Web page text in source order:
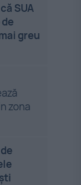
SUA
greu
zona